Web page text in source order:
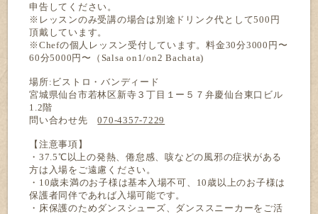
申告してください。
※レッスンのみ受講の場合は別途ドリンク代として500円
頂戴しています。
※Chefの個人レッスン受付しています。料金30分3000円〜
60分5000円〜（Salsa on1/on2 Bachata)
場所:ビストロ・バンディード
宮城県仙台市若林区新寺３丁目１ー５７弁慶仙台東口ビル
1.2階
問い合わせ先070-4357-7229
【注意事項】
・37.5℃以上の発熱、倦怠感、咳などの風邪の症状がある
方は入場をご遠慮ください。
・10歳未満のお子様は基本入場不可、10歳以上のお子様は
保護者同伴であれば入場可能です。
・床保護のためダンスシューズ、ダンススニーカーをご活